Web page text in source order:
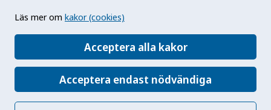
Läs mer om kakor (cookies)
Acceptera alla kakor
Acceptera endast nödvändiga
(SLIM) består av kliniska mikrobiologiska
laboratorier i landsting och regioner som utför
diagnostik för hälso- och sjukvården.